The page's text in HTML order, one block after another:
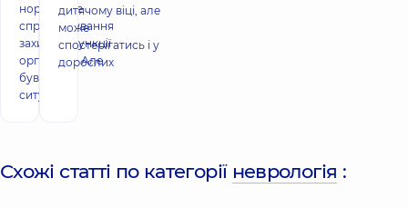
нормальне
спрацьовування
захисної функції
організму. Але
бувають
ситуації,
дитячому віці, але
може
спостерігатись і у
дорослих
Схожі статті по категорії неврологія :